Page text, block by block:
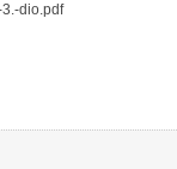
dio.pdf